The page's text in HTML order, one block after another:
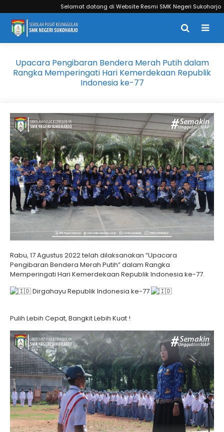
Selamat datang di Website Resmi SMK Negeri Sukoharjo
Upacara Pengibaran Bendera Merah Putih dalam
Rangka Memperingati Hari Kemerdekaan Republik
Indonesia ke-77
Rabu, 17 Agustus 2022 telah dilaksanakan “Upacara
Pengibaran Bendera Merah Putih” dalam Rangka
Memperingati Hari Kemerdekaan Republik Indonesia ke-77.
Dirgahayu Republik Indonesia ke-77
Pulih Lebih Cepat, Bangkit Lebih Kuat !